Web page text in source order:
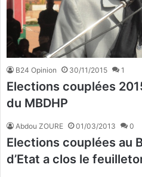
B24 Opinion 30/11/2015 1
Elections couplées
du MBDHP
Abdou ZOURE 01/03/2013 0
Elections couplées au
d’Etat a clos le